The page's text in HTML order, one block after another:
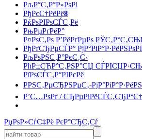
РљР°С‚Р°Р»РѕРі
РђРєС†РёРё8
РќРѕРІРѕСЃС‚Рё
РњРµРґРёР°
Р¤РѕС‚Рѕ Р’РёРґРµРѕ
РђРґСЂРµСЃР° РјР°РіР°Р·РёРЅРѕРІ
РљРѕРЅС‚Р°РєС‚С‹
РћР±СЂР°С‚РЅР°СЏ СЃРІСЏР·СЊ
РїРѕСЃС‚Р°РІРєРё
РРЅС‚РµСЂРЅРµС‚-РјР°РіР°Р·РёРЅ
Р’С…РѕРґ /
РџРѕР»СѓС‡Рё РєР°СЂС‚Сѓ